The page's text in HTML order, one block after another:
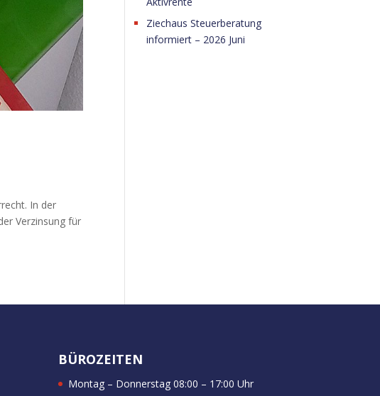
In der
Verzinsung für
Ziechaus Steuerberatung
informiert – 2026 Juni
BÜROZEITEN
Montag – Donnerstag 08:00 – 17:00 Uhr